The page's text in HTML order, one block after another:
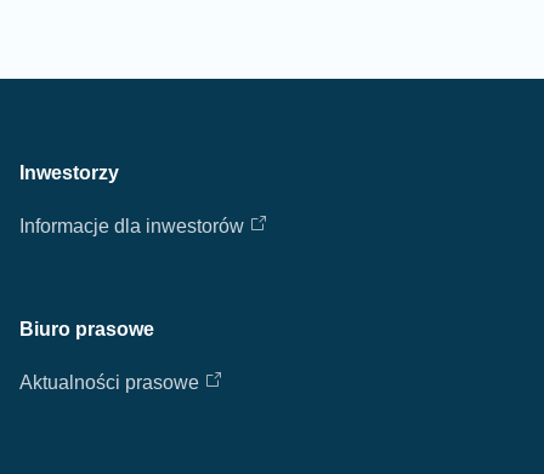
Inwestorzy
Informacje dla inwestorów
Biuro prasowe
Aktualności prasowe